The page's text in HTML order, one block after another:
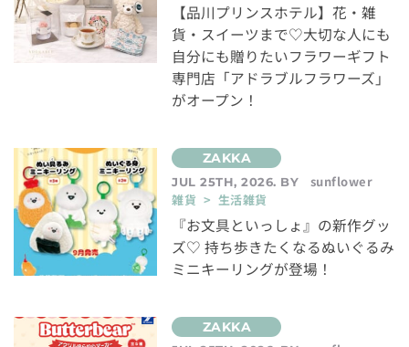
【品川プリンスホテル】花・雑
貨・スイーツまで♡大切な人にも
自分にも贈りたいフラワーギフト
専門店「アドラブルフラワーズ」
がオープン！
JUL 25TH, 2026. BY
sunflower
雑貨 > 生活雑貨
『お文具といっしょ』の新作グッ
ズ♡ 持ち歩きたくなるぬいぐるみ
ミニキーリングが登場！